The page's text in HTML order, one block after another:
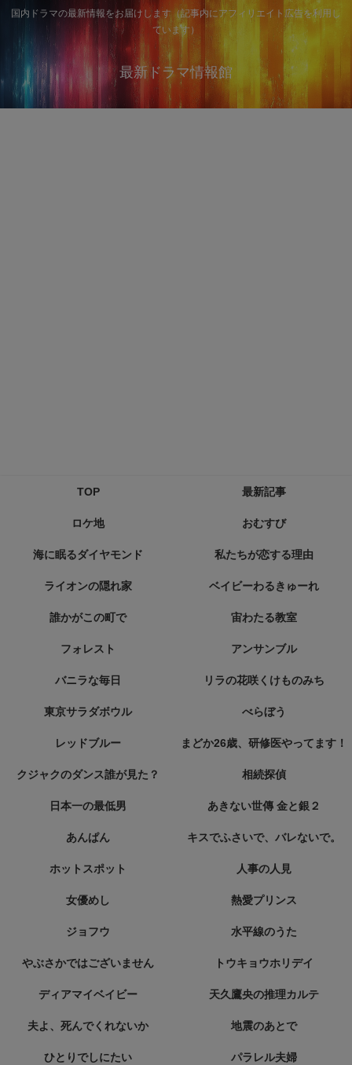
国内ドラマの最新情報をお届けします（記事内にアフィリエイト広告を利用し
ています）
最新ドラマ情報館
TOP 最新記事
ロケ地 おむすび
海に眠るダイヤモンド 私たちが恋する理由
ライオンの隠れ家 ベイビーわるきゅーれ
誰かがこの町で 宙わたる教室
フォレスト アンサンブル
バニラな毎日 リラの花咲くけものみち
東京サラダボウル べらぼう
レッドブルー まどか26歳、研修医やってます！
クジャクのダンス誰が見た？ 相続探偵
日本一の最低男 あきない世傳 金と銀２
あんぱん キスでふさいで、バレないで。
ホットスポット 人事の人見
女優めし 熱愛プリンス
ジョフウ 水平線のうた
やぶさかではございません トウキョウホリデイ
ディアマイベイビー 天久鷹央の推理カルテ
夫よ、死んでくれないか 地震のあとで
ひとりでしにたい パラレル夫婦